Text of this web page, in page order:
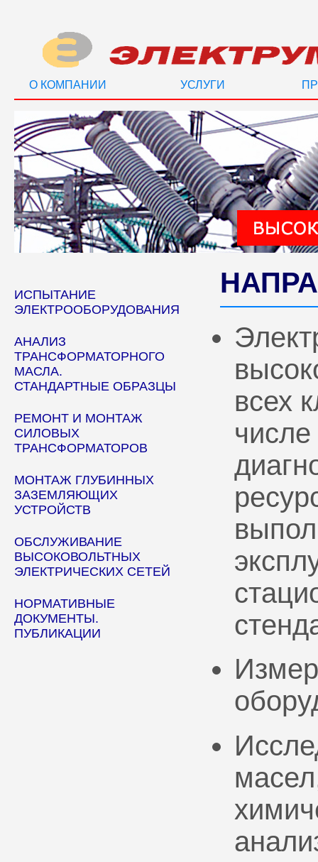
О КОМПАНИИ УСЛУГИ
ИСПЫТАНИЕ
ЭЛЕКТРООБОРУДОВАНИЯ
АНАЛИЗ
ТРАНСФОРМАТОРНОГО
МАСЛА.
СТАНДАРТНЫЕ ОБРАЗЦЫ
РЕМОНТ И МОНТАЖ
СИЛОВЫХ
ТРАНСФОРМАТОРОВ
МОНТАЖ ГЛУБИННЫХ
ЗАЗЕМЛЯЮЩИХ
УСТРОЙСТВ
ОБСЛУЖИВАНИЕ
ВЫСОКОВОЛЬТНЫХ
ЭЛЕКТРИЧЕСКИХ СЕТЕЙ
НОРМАТИВНЫЕ
ДОКУМЕНТЫ.
ПУБЛИКАЦИИ
всех